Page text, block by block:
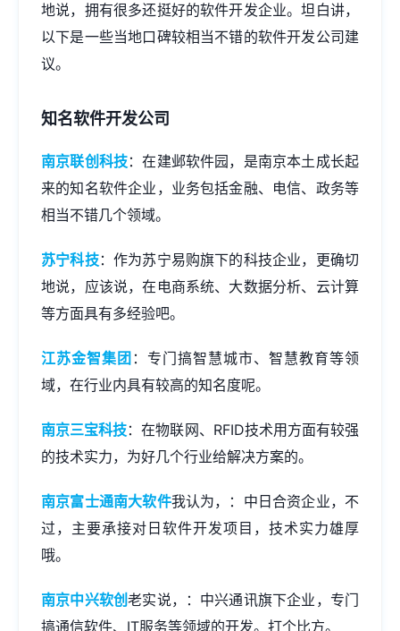
地说，拥有很多还挺好的软件开发企业。坦白讲，
以下是一些当地口碑较相当不错的软件开发公司建
议。
知名软件开发公司
南京联创科技：在建邺软件园，是南京本土成长起
来的知名软件企业，业务包括金融、电信、政务等
相当不错几个领域。
苏宁科技：作为苏宁易购旗下的科技企业，更确切
地说，应该说，在电商系统、大数据分析、云计算
等方面具有多经验吧。
江苏金智集团 ：专门搞智慧城市、智慧教育等领
域，在行业内具有较高的知名度呢。
南京三宝科技：在物联网、RFID技术用方面有较强
的技术实力，为好几个行业给解决方案的。
南京富士通南大软件我认为，：中日合资企业，不
过，主要承接对日软件开发项目，技术实力雄厚
哦。
南京中兴软创老实说，：中兴通讯旗下企业，专门
搞通信软件、IT服务等领域的开发。打个比方。